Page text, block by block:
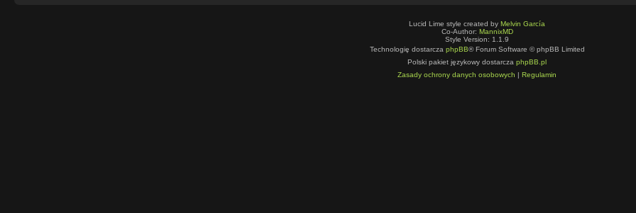
Lucid Lime style created by Melvin García
Co-Author: MannixMD
Style Version: 1.1.9
Technologię dostarcza phpBB® Forum Software © phpBB Limited
Polski pakiet językowy dostarcza phpBB.pl
Zasady ochrony danych osobowych | Regulamin